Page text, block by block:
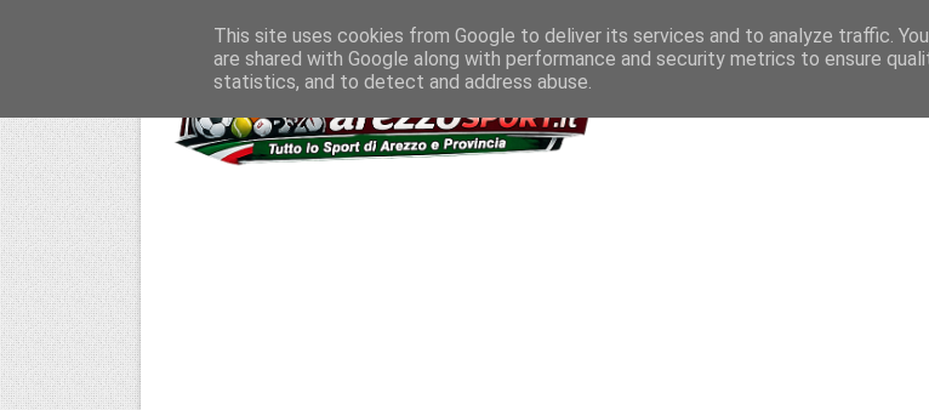
This site uses cookies from Google to deliver its services and to analyze traffic.
are shared with Google along with performance and security metrics to ensure
statistics, and to detect and address abuse.